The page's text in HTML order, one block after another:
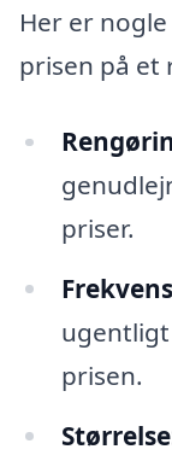
Her er
prisen på et
priser.
prisen.